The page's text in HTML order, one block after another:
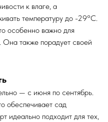
к влаге, а
температуру до -29°С.
особенно важно для
также порадует своей
— с июня по сентябрь.
обеспечивает сад
идеально подходит для тех,